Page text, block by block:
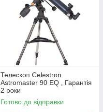
Телескоп Celestron
Astromaster 90 EQ , Гарантія
2 роки
Готово до відправки